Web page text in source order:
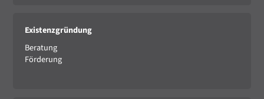
Existenzgründung
Beratung
Förderung